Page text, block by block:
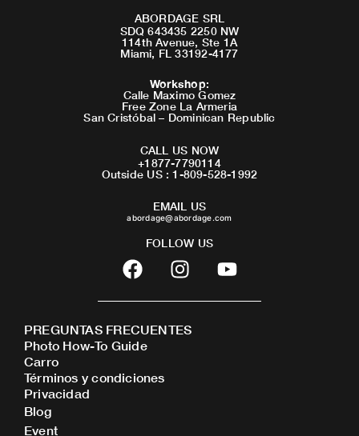
ABORDAGE SRL
SDQ 643435 2250 NW
114th Avenue, Ste 1A
Miami, FL 33192-4177
Workshop:
Calle Maximo Gomez
Free Zone La Armeria
San Cristóbal – Dominican Republic
CALL US NOW
+1877-7790114
Outside US : 1-809-528-1992
EMAIL US
abordage@abordage.com
FOLLOW US
F
a
c
b
o
o
I
n
s
a
Y
o
u
PREGUNTAS FRECUENTES
Photo How-To Guide
Carro
Términos y condiciones
Privacidad
Blog
Event